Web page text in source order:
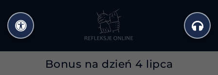
do
treści
Bonus na dzień 4 lipca